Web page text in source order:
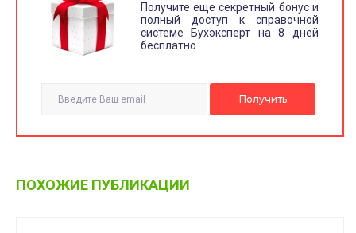
Получите еще секретный бонус и
полный доступ к справочной
системе Бухэксперт на 8 дней
бесплатно
ПОХОЖИЕ ПУБЛИКАЦИИ